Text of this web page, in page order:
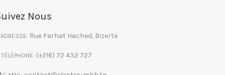
Nous
ADRESSE: Rue Farhat Hached, Bizerte
TÉLÉPHONE: (+216) 72 432 727